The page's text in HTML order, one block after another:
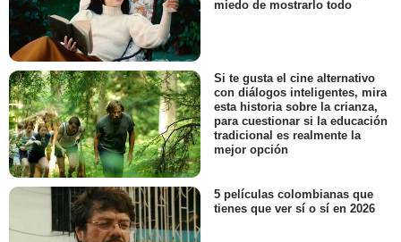
miedo de mostrarlo todo
Si te gusta el cine alternativo
con diálogos inteligentes, mira
esta historia sobre la crianza,
para cuestionar si la educación
tradicional es realmente la
mejor opción
5 películas colombianas que
tienes que ver sí o sí en 2026